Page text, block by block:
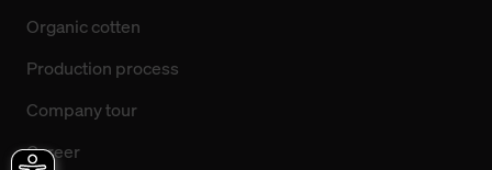
Organic cotten
Production process
Company tour
Career